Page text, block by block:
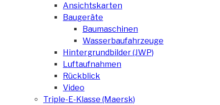
Ansichtskarten
Baugeräte
Baumaschinen
Wasserbaufahrzeuge
Hintergrundbilder (JWP)
Luftaufnahmen
Rückblick
Video
Triple-E-Klasse (Maersk)